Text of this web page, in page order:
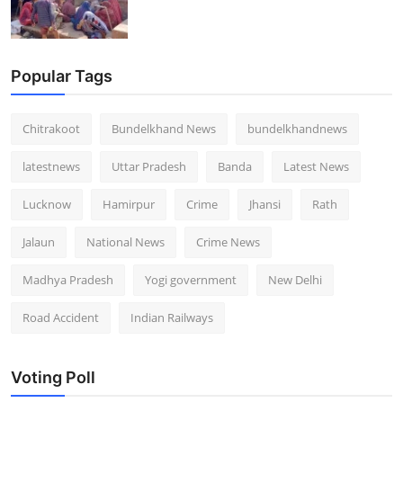
Popular Tags
Chitrakoot Bundelkhand News bundelkhandnews
latestnews Uttar Pradesh Banda Latest News
Lucknow Hamirpur Crime Jhansi Rath
Jalaun National News Crime News
Madhya Pradesh Yogi government New Delhi
Road Accident Indian Railways
Voting Poll